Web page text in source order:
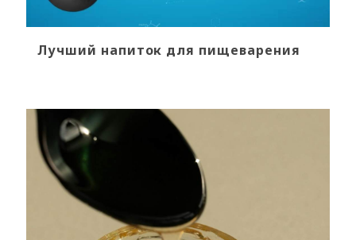
Лучший напиток для пищеварения